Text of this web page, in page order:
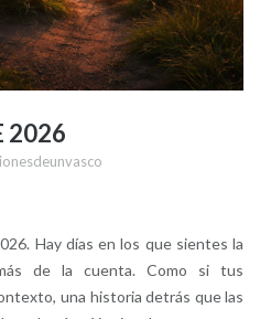
2026
Hay días en los que sientes la
de la cuenta. Como si tus
una historia detrás que las